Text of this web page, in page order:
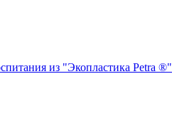
из "Экопластика Petra ®"